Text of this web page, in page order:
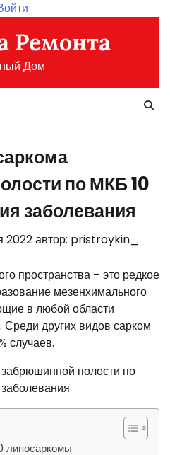
Ремонта
Дом
по МКБ 10
заболевания
2022автор: pristroykin_
пространства – это редкое
мезенхимального
в любой области
других видов сарком
случаев.
липосаркомы